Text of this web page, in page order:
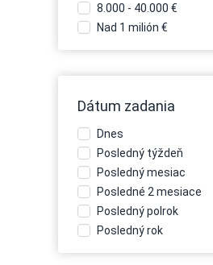
8.000 - 40.000 €
Nad 1 milión €
Dátum zadania
Dnes
Posledný týždeň
Posledný mesiac
Posledné 2 mesiace
Posledný polrok
Posledný rok